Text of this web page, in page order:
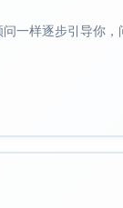
一样逐步引导你